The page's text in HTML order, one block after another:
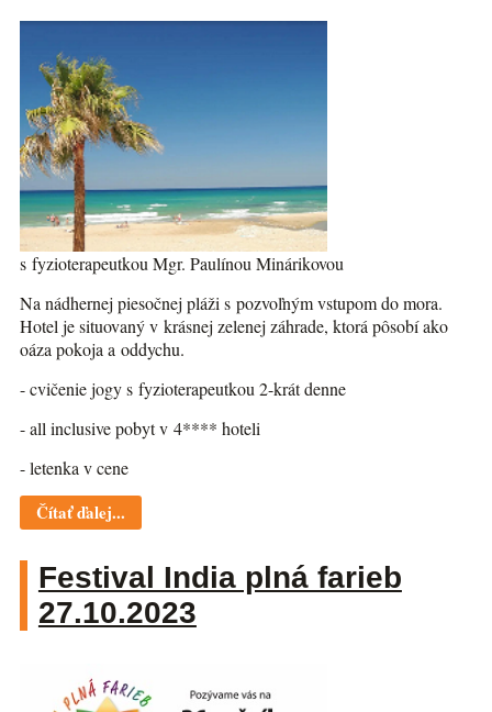
s fyzioterapeutkou Mgr. Paulínou Minárikovou
Na nádhernej piesočnej pláži s pozvoľným vstupom do mora.
Hotel je situovaný v krásnej zelenej záhrade, ktorá pôsobí ako
oáza pokoja a oddychu.
- cvičenie jogy s fyzioterapeutkou 2-krát denne
- all inclusive pobyt v 4**** hoteli
- letenka v cene
Čítať ďalej...
Festival India plná farieb
27.10.2023